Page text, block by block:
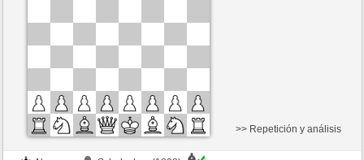
>> Repetición y análisis